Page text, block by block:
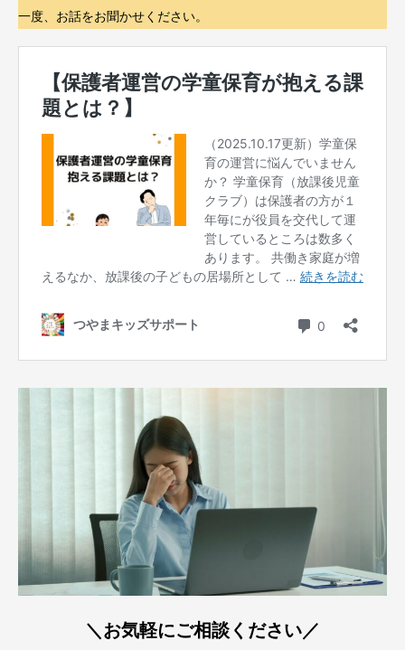
一度、お話をお聞かせください。
＼お気軽にご相談ください／